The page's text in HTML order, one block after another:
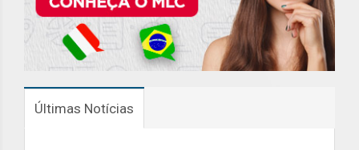
Últimas Notícias